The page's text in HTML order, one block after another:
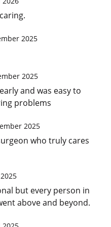
2025
2025
and was easy to
problems
2025
who truly cares
but every person in
above and beyond.